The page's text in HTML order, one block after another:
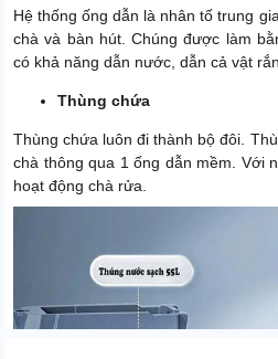
Hệ thống ống dẫn là nhân tố trung
chà và bàn hút. Chúng được làm
có khả năng dẫn nước, dẫn cả vật
Thùng chứa
Thùng chứa luôn đi thành bộ đôi.
chà thông qua 1 ống dẫn mềm. Với
hoạt động chà rửa.